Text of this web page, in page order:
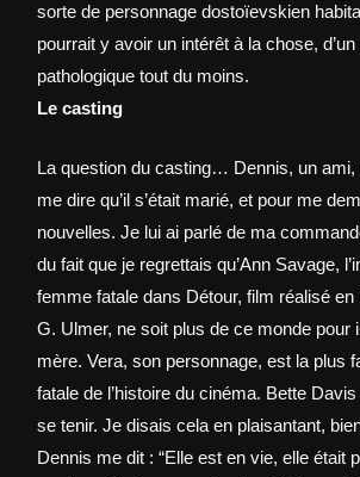
sorte de personnage dostoïevskien
pourrait y avoir un intérêt à la chose,
pathologique tout du moins.
Le casting
La question du casting… Dennis, un ami,
me dire qu’il s’était marié, et pour me
nouvelles. Je lui ai parlé de ma
du fait que je regrettais qu’Ann Savage,
femme fatale dans Détour, film réalisé en
G. Ulmer, ne soit plus de ce monde pour
mère. Vera, son personnage, est la plus
fatale de l’histoire du cinéma. Bette Davis
se tenir. Je disais cela en plaisantant,
Dennis me dit : “Elle est en vie, elle était